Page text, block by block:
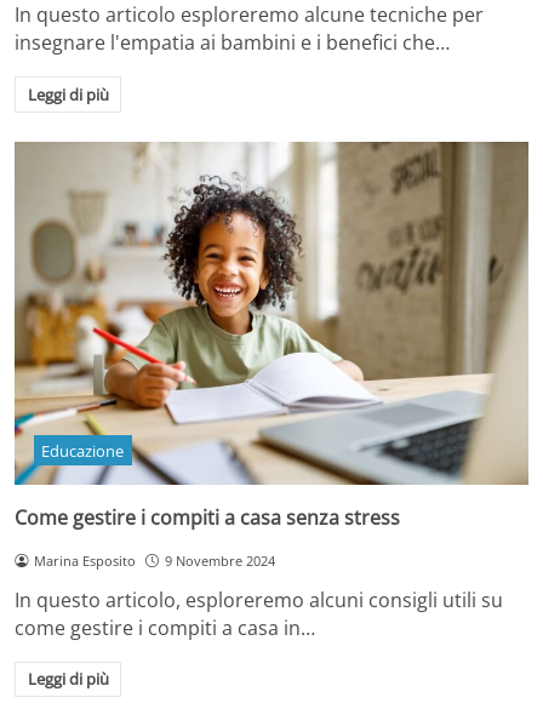
In questo articolo esploreremo alcune tecniche per
insegnare l'empatia ai bambini e i benefici che…
Leggi di più
Educazione
Come gestire i compiti a casa senza stress
Marina Esposito 9 Novembre 2024
In questo articolo, esploreremo alcuni consigli utili su
come gestire i compiti a casa in…
Leggi di più